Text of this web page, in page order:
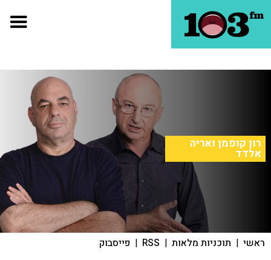
רון קופמן ואריה
אלדד
ראשי | תוכניות מלאות |
RSS
| פייסבוק